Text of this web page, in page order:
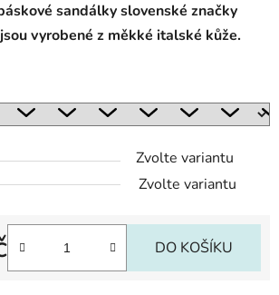
sandálky slovenské značky
vyrobené z měkké italské kůže.
Zvolte variantu
Zvolte variantu
DO KOŠÍKU